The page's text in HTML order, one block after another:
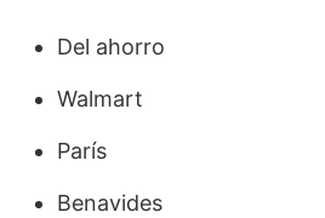
Del ahorro
Walmart
París
Benavides